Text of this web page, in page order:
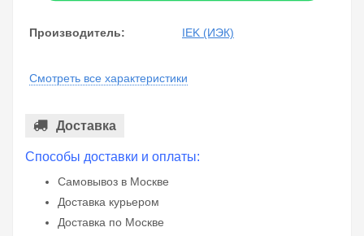
Производитель: IEK (ИЭК)
Смотреть все характеристики
Доставка
Способы доставки и оплаты:
Самовывоз в Москве
Доставка курьером
Доставка по Москве